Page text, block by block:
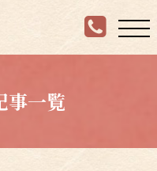
事一覧